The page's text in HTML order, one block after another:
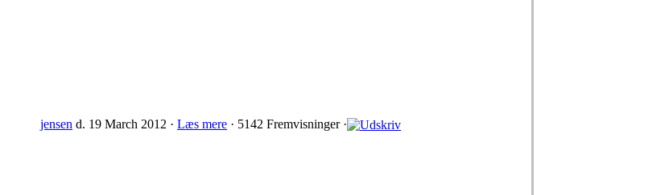
jensen d. 19 March 2012 · Læs mere · 5142 Fremvisninger ·